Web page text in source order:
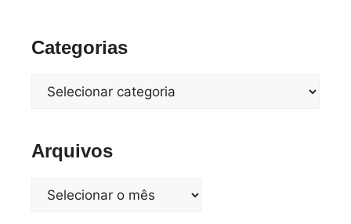
Categorias
Arquivos